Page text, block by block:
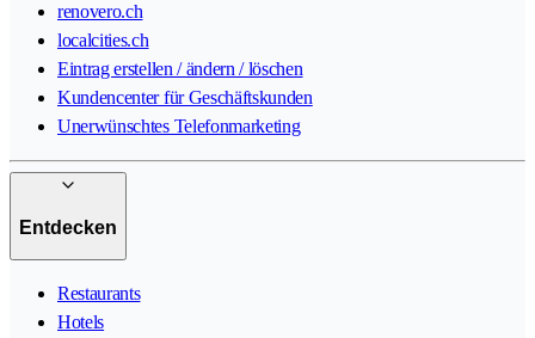
renovero.ch
localcities.ch
Eintrag erstellen / ändern / löschen
Kundencenter für Geschäftskunden
Unerwünschtes Telefonmarketing
Entdecken
Restaurants
Hotels